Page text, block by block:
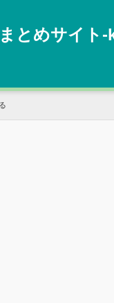
とめサイト